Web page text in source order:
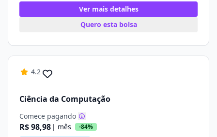
Ver mais detalhes
Quero esta bolsa
4.2
Ciência da Computação
Comece pagando
R$ 98,98 | mês -84%